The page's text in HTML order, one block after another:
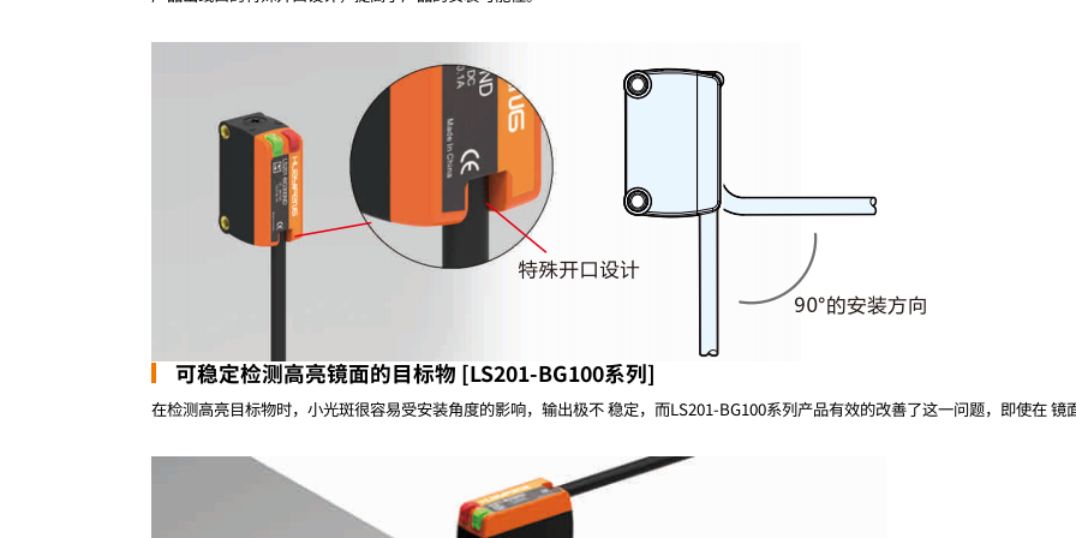
可稳定检测高亮镜面的目标物 [LS201-BG100系列]
在检测高亮目标物时，小光斑很容易受安装角度的影响，输出极不 稳定，而LS201-BG100系列产品有效的改善了这一问题，即使在 镜